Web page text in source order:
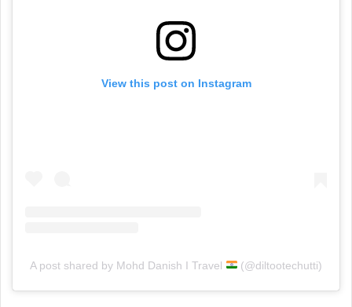
View this post on Instagram
A post shared by Mohd Danish I Travel (@diltootechutti)